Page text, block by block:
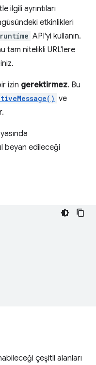
ilgili ayrıntıları
etkinlikleri
API'yi kullanın.
tam nitelikli URL'lere
izin gerektirmez. Bu
ve
beyan edileceği
çeşitli alanları